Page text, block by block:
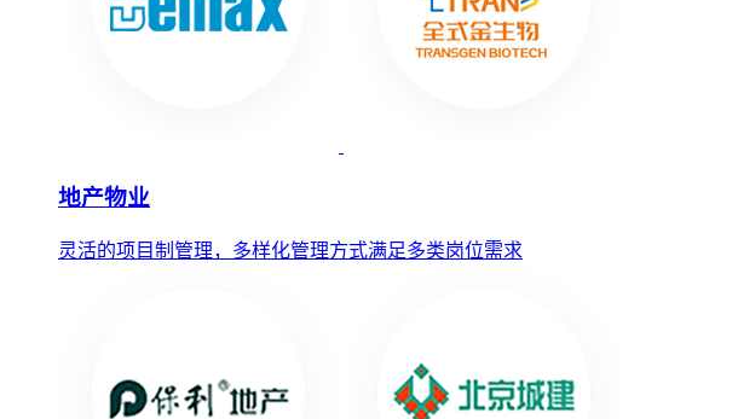
地产物业
灵活的项目制管理，多样化管理方式满足多类岗位需求